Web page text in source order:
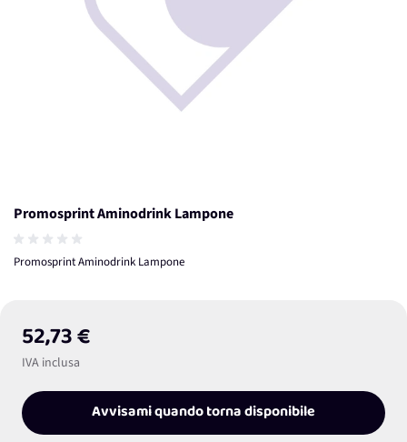
Promosprint Aminodrink Lampone
Promosprint Aminodrink Lampone
52,73 €
IVA inclusa
Avvisami quando torna disponibile